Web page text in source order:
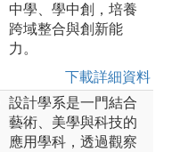
中學、學中創，培養
跨域整合與創新能
力。
下載詳細資料
設計學系是一門結合
藝術、美學與科技的
應用學科，透過觀察